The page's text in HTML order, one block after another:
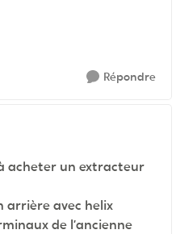
Répondre
acheter un extracteur
arrière avec helix
de l’ancienne